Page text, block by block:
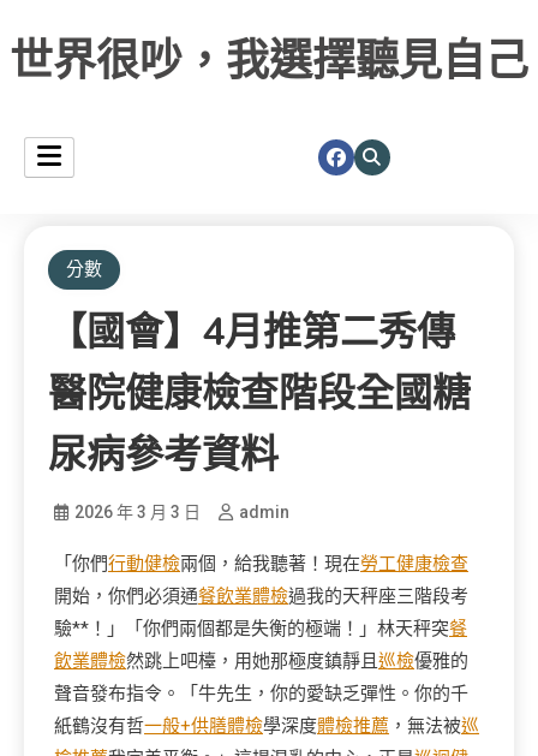
世界很吵，我選擇聽見自己
分數
【國會】4月推第二秀傳
醫院健康檢查階段全國糖
尿病參考資料
2026 年 3 月 3 日 admin
「你們行動健檢兩個，給我聽著！現在勞工健康檢查
開始，你們必須通餐飲業體檢過我的天秤座三階段考
驗**！」「你們兩個都是失衡的極端！」林天秤突餐
飲業體檢然跳上吧檯，用她那極度鎮靜且 巡檢優雅的
聲音發布指令。「牛先生，你的愛缺乏彈性。你的千
紙鶴沒有哲一般+供膳體檢學深度體檢推薦 ，無法被巡